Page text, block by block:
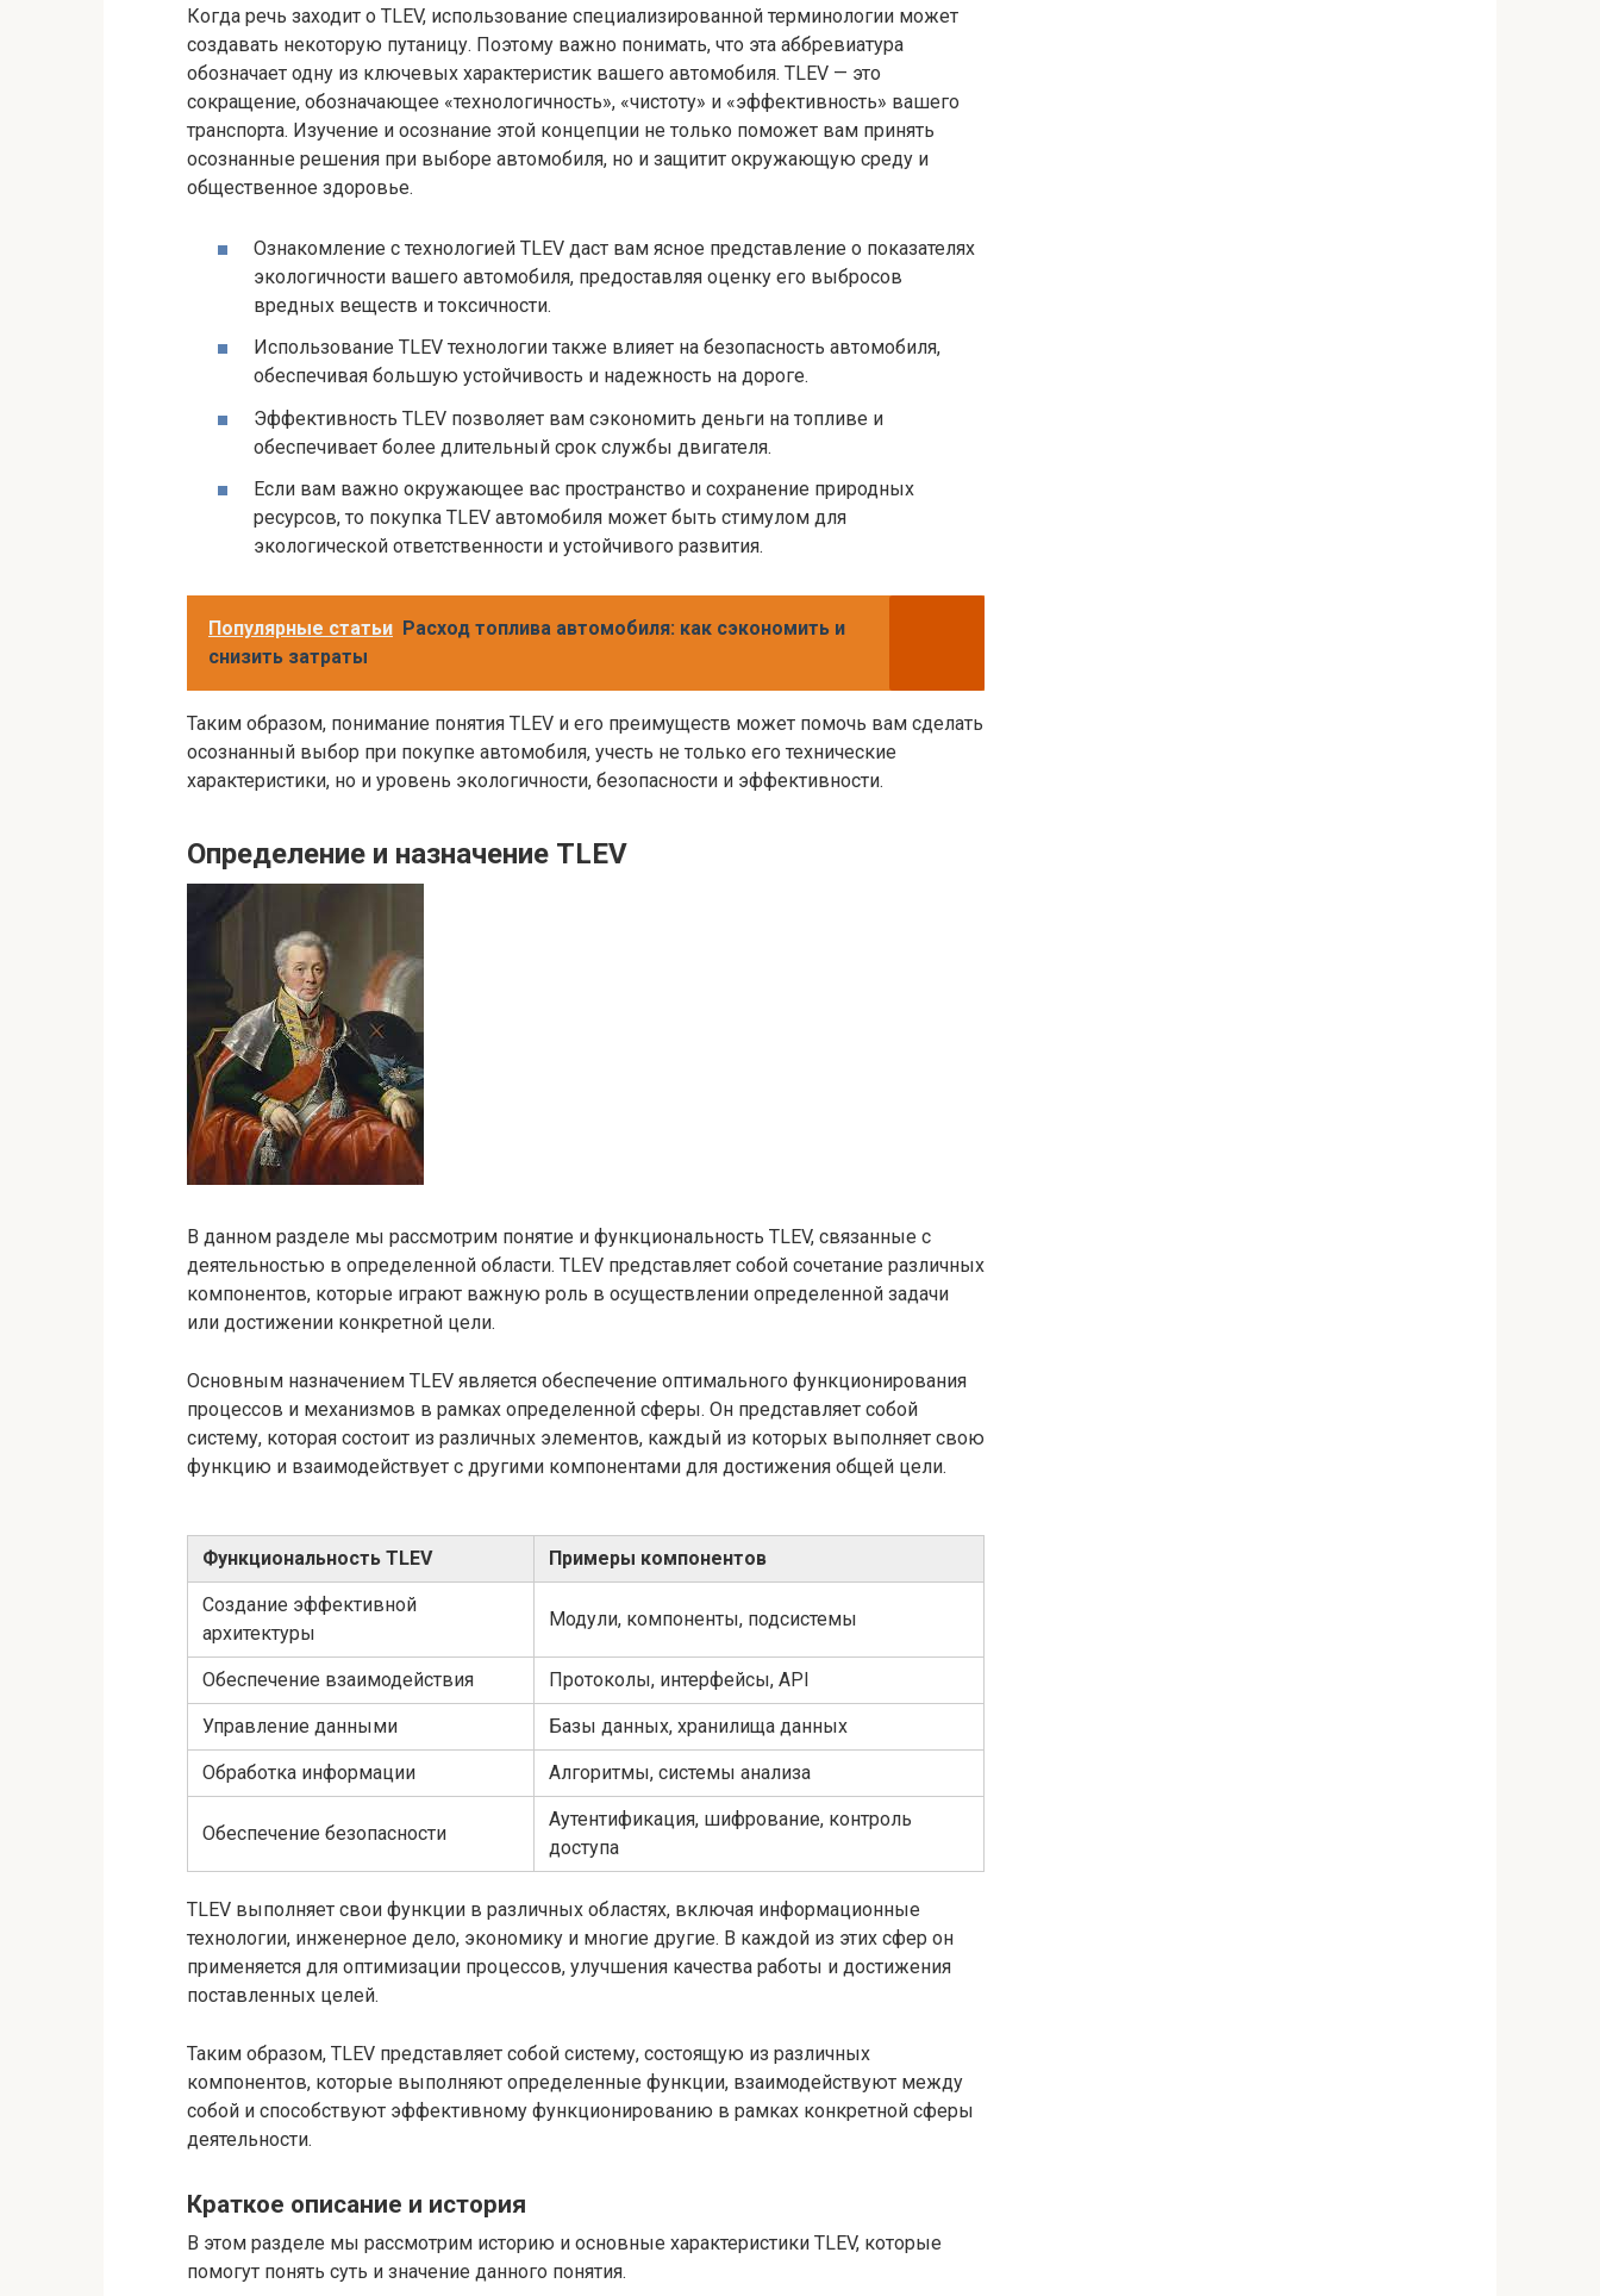
Когда речь заходит о TLEV, использование специализированной терминологии может
создавать некоторую путаницу. Поэтому важно понимать, что эта аббревиатура
обозначает одну из ключевых характеристик вашего автомобиля. TLEV — это
сокращение, обозначающее «технологичность», «чистоту» и «эффективность» вашего
транспорта. Изучение и осознание этой концепции не только поможет вам принять
осознанные решения при выборе автомобиля, но и защитит окружающую среду и
общественное здоровье.
Ознакомление с технологией TLEV даст вам ясное представление о показателях
экологичности вашего автомобиля, предоставляя оценку его выбросов
вредных веществ и токсичности.
Использование TLEV технологии также влияет на безопасность автомобиля,
обеспечивая большую устойчивость и надежность на дороге.
Эффективность TLEV позволяет вам сэкономить деньги на топливе и
обеспечивает более длительный срок службы двигателя.
Если вам важно окружающее вас пространство и сохранение природных
ресурсов, то покупка TLEV автомобиля может быть стимулом для
экологической ответственности и устойчивого развития.
Популярные статьи Расход топлива автомобиля: как сэкономить и
снизить затраты
Таким образом, понимание понятия TLEV и его преимуществ может помочь вам сделать
осознанный выбор при покупке автомобиля, учесть не только его технические
характеристики, но и уровень экологичности, безопасности и эффективности.
Определение и назначение TLEV
В данном разделе мы рассмотрим понятие и функциональность TLEV, связанные с
деятельностью в определенной области. TLEV представляет собой сочетание различных
компонентов, которые играют важную роль в осуществлении определенной задачи
или достижении конкретной цели.
Основным назначением TLEV является обеспечение оптимального функционирования
процессов и механизмов в рамках определенной сферы. Он представляет собой
систему, которая состоит из различных элементов, каждый из которых выполняет свою
функцию и взаимодействует с другими компонентами для достижения общей цели.
Функциональность TLEV Примеры компонентов
Создание эффективной
архитектуры
Модули, компоненты, подсистемы
Обеспечение взаимодействия Протоколы, интерфейсы, API
Управление данными Базы данных, хранилища данных
Обработка информации Алгоритмы, системы анализа
Обеспечение безопасности
Аутентификация, шифрование, контроль
доступа
TLEV выполняет свои функции в различных областях, включая информационные
технологии, инженерное дело, экономику и многие другие. В каждой из этих сфер он
применяется для оптимизации процессов, улучшения качества работы и достижения
поставленных целей.
Таким образом, TLEV представляет собой систему, состоящую из различных
компонентов, которые выполняют определенные функции, взаимодействуют между
собой и способствуют эффективному функционированию в рамках конкретной сферы
деятельности.
Краткое описание и история
В этом разделе мы рассмотрим историю и основные характеристики TLEV, которые
помогут понять суть и значение данного понятия.